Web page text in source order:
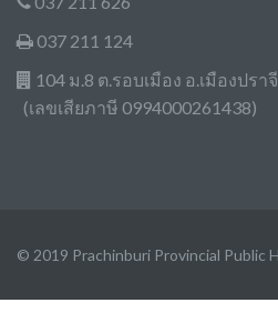
037 211 124
104 ม.8 ต.รอบเมือง อ.เมืองปร
(เลขเสียภาษี 0994000261438)
© 2019 Prachinburi Provincial Public